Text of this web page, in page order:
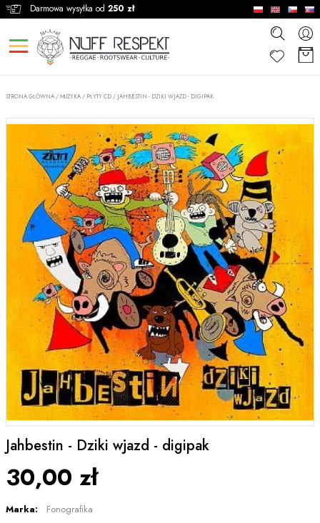
Darmowa wysyłka od 250 zł
STRONA GŁÓWNA /MUZYKA / PŁYTY CD / JAHBESTIN - DZIKI WJAZD - DIGIPAK
Jahbestin - Dziki wjazd - digipak
30,00 zł
Marka:
Fonografika